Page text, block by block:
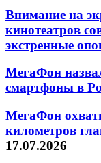
Внимание на
кинотеатров
экстренные
МегаФон
смартфоны в
МегаФон
километров
17.07.2026